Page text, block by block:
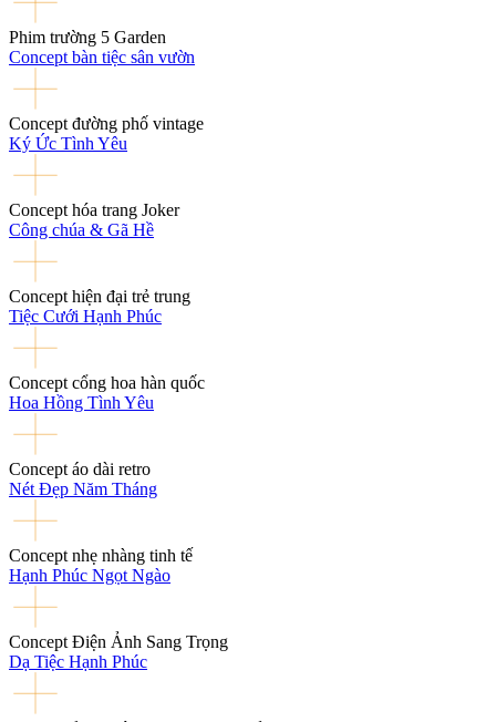
Phim trường 5 Garden
Concept bàn tiệc sân vườn
Concept đường phố vintage
Ký Ức Tình Yêu
Concept hóa trang Joker
Công chúa & Gã Hề
Concept hiện đại trẻ trung
Tiệc Cưới Hạnh Phúc
Concept cổng hoa hàn quốc
Hoa Hồng Tình Yêu
Concept áo dài retro
Nét Đẹp Năm Tháng
Concept nhẹ nhàng tinh tế
Hạnh Phúc Ngọt Ngào
Concept Điện Ảnh Sang Trọng
Dạ Tiệc Hạnh Phúc